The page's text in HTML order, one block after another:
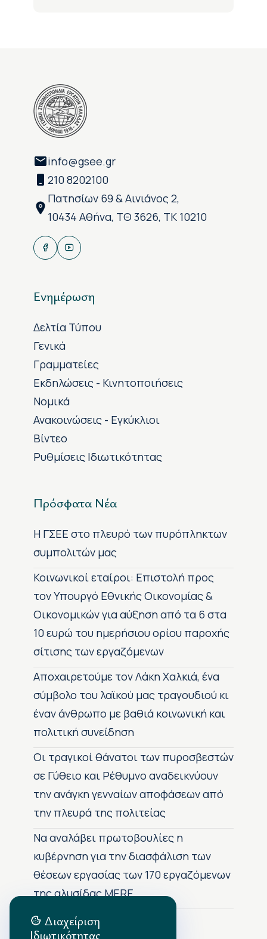
info@gsee.gr
210 8202100
Πατησίων 69 & Αινιάνος 2,
10434 Αθήνα, ΤΘ 3626, ΤΚ 10210
Ενημέρωση
Δελτία Τύπου
Γενικά
Γραμματείες
Εκδηλώσεις - Κινητοποιήσεις
Νομικά
Ανακοινώσεις - Εγκύκλιοι
Βίντεο
Ρυθμίσεις Ιδιωτικότητας
Πρόσφατα Νέα
H ΓΣΕΕ στο πλευρό των πυρόπληκτων
συμπολιτών μας
Κοινωνικοί εταίροι: Επιστολή προς
τον Υπουργό Εθνικής Οικονομίας &
Οικονομικών για αύξηση από τα 6 στα
10 ευρώ του ημερήσιου ορίου παροχής
σίτισης των εργαζόμενων
Αποχαιρετούμε τον Λάκη Χαλκιά, ένα
σύμβολο του λαϊκού μας τραγουδιού κι
έναν άνθρωπο με βαθιά κοινωνική και
πολιτική συνείδηση
Οι τραγικοί θάνατοι των πυροσβεστών
σε Γύθειο και Ρέθυμνο αναδεικνύουν
την ανάγκη γενναίων αποφάσεων από
την πλευρά της πολιτείας
Να αναλάβει πρωτοβουλίες η
κυβέρνηση για την διασφάλιση των
θέσεων εργασίας των 170 εργαζόμενων
της αλυσίδας MERE
Διαχείριση
Ιδιωτικότητας